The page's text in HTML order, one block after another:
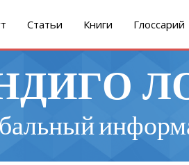
Cтатьи Книги Глоссарий